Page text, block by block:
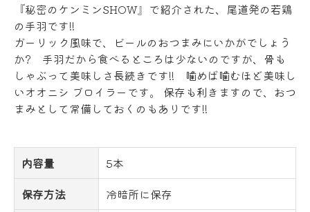
『秘密のケンミンSHOW』で紹介された、尾道発の若鶏
の手羽です!!
ガーリック風味で、ビールのおつまみにいかがでしょう
か? 手羽だから食べるところは少ないのですが、骨も
しゃぶって美味しさ長続きです!! 噛めば噛むほど美味し
いオオニシ ブロイラーです。 保存も利きますので、おつ
まみとして常備しておくのもありです!!
内容量
5本
保存方法
冷暗所に保存